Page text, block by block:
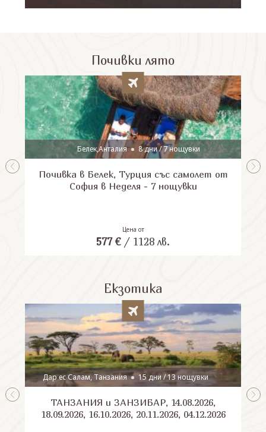
Почивки лято
Белек,Анталия 8 дни / 7 нощувки
Почивка в Белек, Турция със самолет от
София в Неделя - 7 нощувки
Цена от
577 €/ 1128 лв.
Екзотика
Дар ес Салам, Танзания 15 дни / 13 нощувки
ТАНЗАНИЯ и ЗАНЗИБАР, 14.08.2026,
18.09.2026, 16.10.2026, 20.11.2026, 04.12.2026